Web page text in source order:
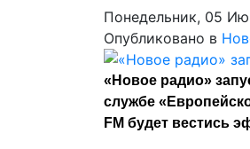
Понедельник, 05
Опубликовано в
«Новое радио»
службе
FM будет вестись